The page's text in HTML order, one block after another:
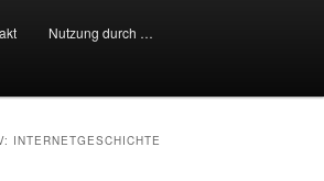
Nutzung durch …
INTERNETGESCHICHTE